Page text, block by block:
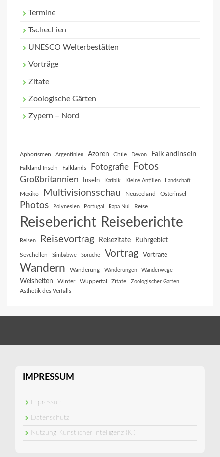
Termine
Tschechien
UNESCO Welterbestätten
Vorträge
Zitate
Zoologische Gärten
Zypern – Nord
Aphorismen Argentinien Azoren Chile Devon Falklandinseln
Falkland Inseln Falklands Fotografie Fotos
Großbritannien Inseln Karibik Kleine Antillen Landschaft
Mexiko Multivisionsschau Neuseeland Osterinsel
Photos Polynesien Portugal Rapa Nui Reise
Reisebericht Reiseberichte
Reisen Reisevortrag Reisezitate Ruhrgebiet
Seychellen Simbabwe Sprüche Vortrag Vorträge
Wandern Wanderung Wanderungen Wanderwege
Weisheiten Winter Wuppertal Zitate Zoologischer Garten
Ästhetik des Verfalls
IMPRESSUM
Impressum
Datenschutz
Nutzung Künstlicher Intelligenz (KI)